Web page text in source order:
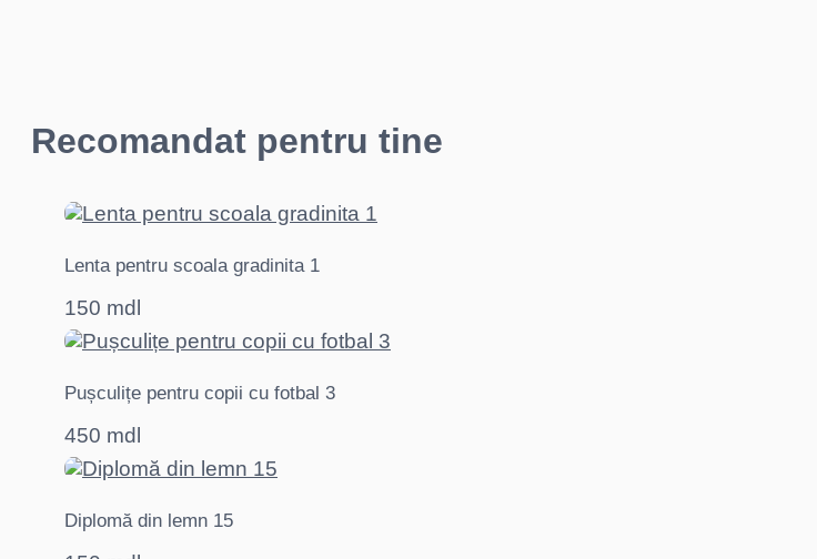
Recomandat pentru tine
Lenta pentru scoala gradinita 1
150 mdl
Pușculițe pentru copii cu fotbal 3
450 mdl
Diplomă din lemn 15